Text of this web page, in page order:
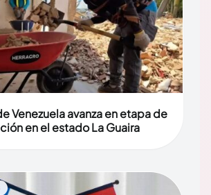
Venezuela avanza en etapa de
en el estado La Guaira